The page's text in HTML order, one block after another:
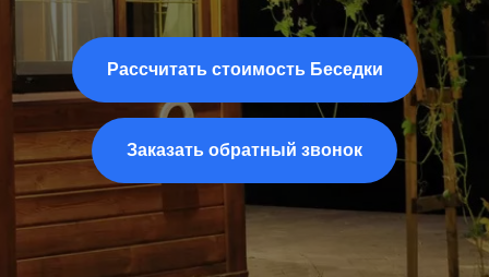
Рассчитать стоимость Беседки
Заказать обратный звонок